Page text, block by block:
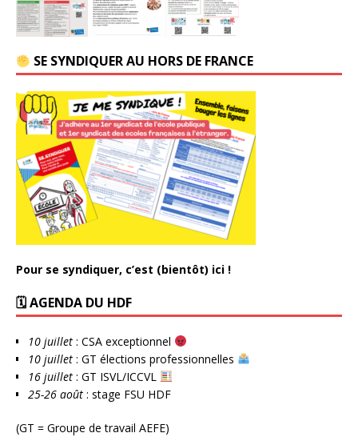
SE SYNDIQUER AU HORS DE FRANCE
Pour se syndiquer, c’est (bientôt) ici !
🗓 AGENDA DU HDF
10 juillet : CSA exceptionnel
10 juillet : GT élections professionnelles
16 juillet : GT ISVL/ICCVL
25-26 août : stage FSU HDF
(GT = Groupe de travail AEFE)